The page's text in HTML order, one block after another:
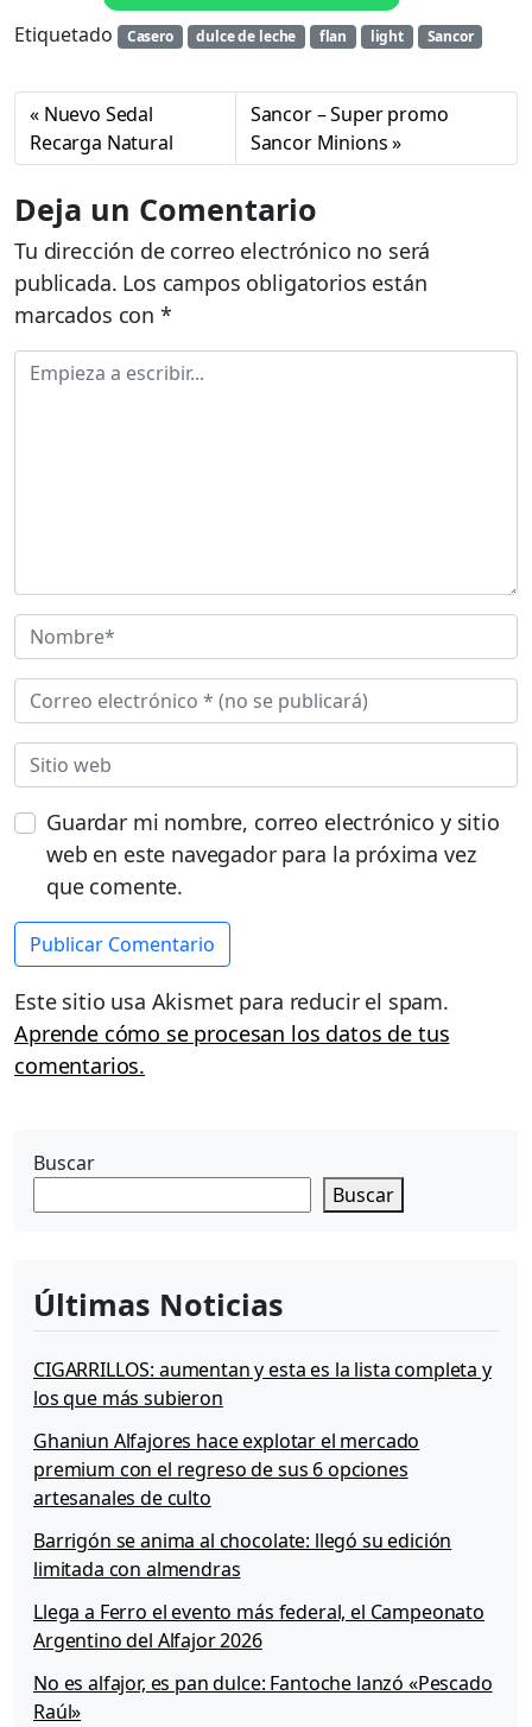
Etiquetado Casero dulce de leche flan light Sancor
Nuevo Sedal
Recarga Natural
Sancor – Super promo
Sancor Minions
Deja un Comentario
Tu dirección de correo electrónico no será
publicada. Los campos obligatorios están
marcados con *
Guardar mi nombre, correo electrónico y sitio
web en este navegador para la próxima vez
que comente.
Este sitio usa Akismet para reducir el spam.
Aprende cómo se procesan los datos de tus
comentarios.
Buscar
Buscar
Últimas Noticias
CIGARRILLOS: aumentan y esta es la lista completa y
los que más subieron
Ghaniun Alfajores hace explotar el mercado
premium con el regreso de sus 6 opciones
artesanales de culto
Barrigón se anima al chocolate: llegó su edición
limitada con almendras
Llega a Ferro el evento más federal, el Campeonato
Argentino del Alfajor 2026
No es alfajor, es pan dulce: Fantoche lanzó «Pescado
Raúl»